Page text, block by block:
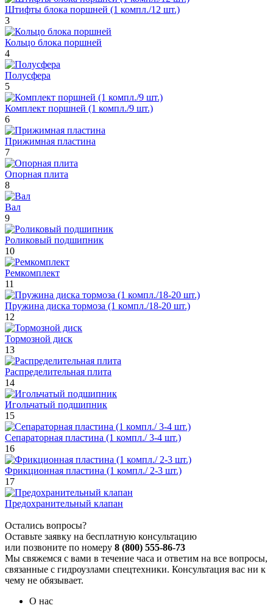
Штифты блока поршней (1 компл./12 шт.)
3
Кольцо блока поршней
4
Полусфера
5
Комплект поршней (1 компл./9 шт.)
6
Прижимная пластина
7
Опорная плита
8
Вал
9
Роликовый подшипник
10
Ремкомплект
11
Пружина диска тормоза (1 компл./18-20 шт.)
12
Тормозной диск
13
Распределительная плита
14
Игольчатый подшипник
15
Сепараторная пластина (1 компл./ 3-4 шт.)
16
Фрикционная пластина (1 компл./ 2-3 шт.)
17
Предохранительный клапан
Остались вопросы?
Оставьте заявку на бесплатную консультацию
или позвоните по номеру 8 (800) 555-86-73
Мы свяжемся с вами в течение часа и ответим на все вопросы,
связанные с гидроузлами спецтехники. Консультация вас ни к
чему не обязывает.
О нас